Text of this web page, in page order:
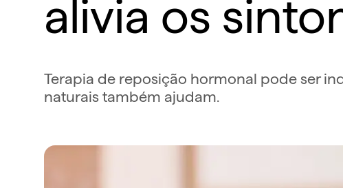
Terapia de reposição hormonal pode ser
naturais também ajudam.